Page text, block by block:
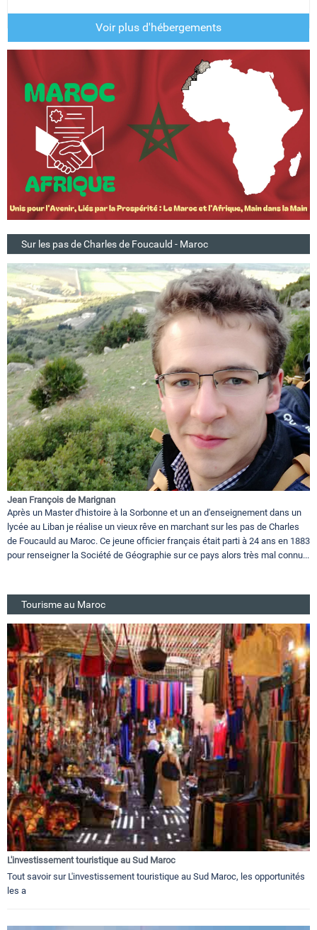
Voir plus d'hébergements
Sur les pas de Charles de Foucauld - Maroc
Jean François de Marignan
Après un Master d'histoire à la Sorbonne et un an d'enseignement dans un
lycée au Liban je réalise un vieux rêve en marchant sur les pas de Charles
de Foucauld au Maroc. Ce jeune officier français était parti à 24 ans en 1883
pour renseigner la Société de Géographie sur ce pays alors très mal connu...
Tourisme au Maroc
L'investissement touristique au Sud Maroc
Tout savoir sur L'investissement touristique au Sud Maroc, les opportunités
les a